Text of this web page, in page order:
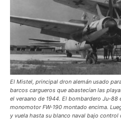
El Mistel, principal dron alemán usado
barcos cargueros que abastecían las
el veraano de 1944. El bombardero Ju-88
monomotor FW-190 montado encima.
y vuela hasta su blanco naval bajo